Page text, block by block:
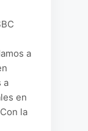
a
a
en
la